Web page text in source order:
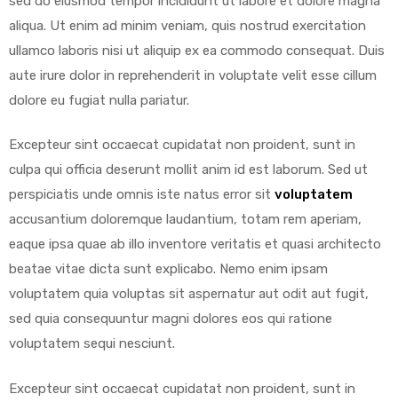
aliqua. Ut enim ad minim veniam, quis nostrud exercitation
ullamco laboris nisi ut aliquip ex ea commodo consequat. Duis
aute irure dolor in reprehenderit in voluptate velit esse cillum
dolore eu fugiat nulla pariatur.
Excepteur sint occaecat cupidatat non proident, sunt in
culpa qui officia deserunt mollit anim id est laborum. Sed ut
perspiciatis unde omnis iste natus error sit voluptatem
accusantium doloremque laudantium, totam rem aperiam,
eaque ipsa quae ab illo inventore veritatis et quasi architecto
beatae vitae dicta sunt explicabo. Nemo enim ipsam
voluptatem quia voluptas sit aspernatur aut odit aut fugit,
sed quia consequuntur magni dolores eos qui ratione
voluptatem sequi nesciunt.
Excepteur sint occaecat cupidatat non proident, sunt in